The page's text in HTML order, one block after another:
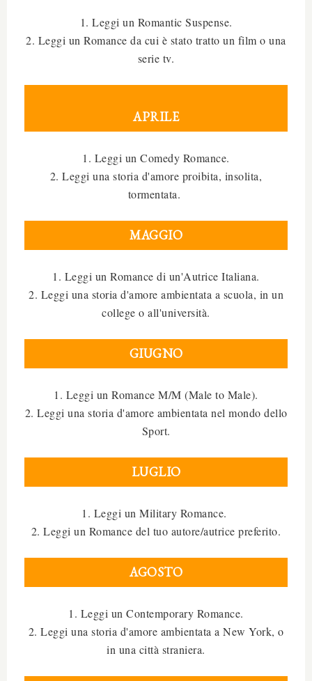
1. Leggi un Romantic Suspense.
2. Leggi un Romance da cui è stato tratto un film o una
serie tv.
APRILE
1. Leggi un Comedy Romance.
2. Leggi una storia d'amore proibita, insolita,
tormentata.
MAGGIO
1. Leggi un Romance di un'Autrice Italiana.
2. Leggi una storia d'amore ambientata a scuola, in un
college o all'università.
GIUGNO
1. Leggi un Romance M/M (Male to Male).
2. Leggi una storia d'amore ambientata nel mondo dello
Sport.
LUGLIO
1. Leggi un Military Romance.
2. Leggi un Romance del tuo autore/autrice preferito.
AGOSTO
1. Leggi un Contemporary Romance.
2. Leggi una storia d'amore ambientata a New York, o
in una città straniera.